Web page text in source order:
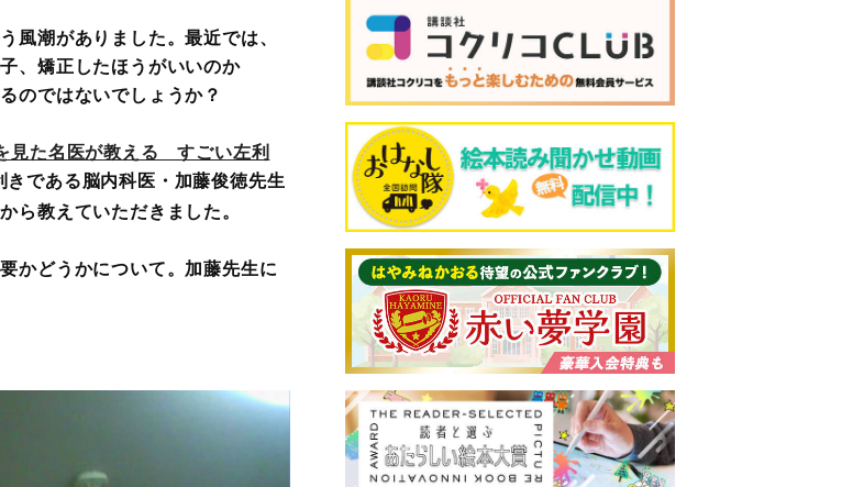
風潮がありました。最近では、
、矯正したほうがいいのか
のではないでしょうか？
見た名医が教える すごい左利
である脳内科医・加藤俊徳先生
ら教えていただきました。
かどうかについて。加藤先生に